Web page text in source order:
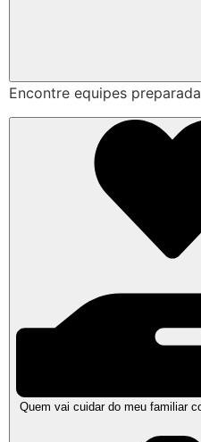
Encontre equipes
Quem vai cuidar do meu familiar